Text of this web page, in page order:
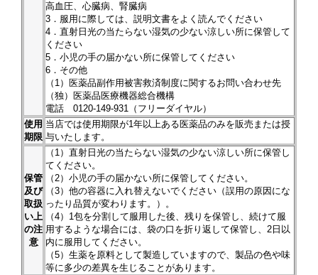
高血圧、心臓病、腎臓病
3．服用に際しては、説明文書をよく読んでください
4．直射日光の当たらない湿気の少ない涼しい所に保管して
ください
5．小児の手の届かない所に保管してください
6．その他
（1）医薬品副作用被害救済制度に関するお問い合わせ先
（独）医薬品医療機器総合機構
電話 0120-149-931（フリーダイヤル）
使用
期限
当店では使用期限が1年以上ある医薬品のみを販売または授
与いたします。
保管
及び
取扱
い上
の注
意
（1）直射日光の当たらない湿気の少ない涼しい所に保管し
てください。
（2）小児の手の届かない所に保管してください。
（3）他の容器に入れ替えないでください（誤用の原因にな
ったり品質が変わります。）。
（4）1包を分割して服用した後、残りを保管し、続けて服
用するような場合には、袋の口を折り返して保管し、2日以
内に服用してください。
（5）生薬を原料として製造していますので、製品の色や味
等に多少の差異を生じることがあります。